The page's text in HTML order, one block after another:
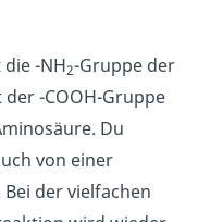
-NH2-Gruppe der
-COOH-Gruppe
Du
von einer
Bei der vielfachen